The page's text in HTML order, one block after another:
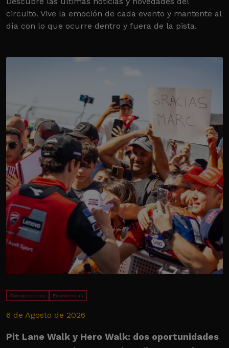
circuito. Vive la emoción de cada evento y mantente al
día con lo que ocurre dentro y fuera de la pista.
Competiciones Experiencias
6 de Agosto de 2026
Pit Lane Walk y Hero Walk: dos oportunidades